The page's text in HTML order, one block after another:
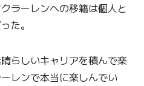
ラーレンへの移籍は個人と
た。
らしいキャリアを積んで楽
レンで本当に楽しんでい